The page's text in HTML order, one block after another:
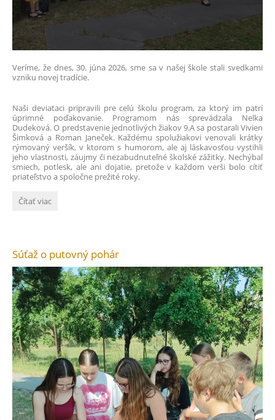
Veríme, že dnes, 30. júna 2026, sme sa v našej škole stali svedkami
vzniku novej tradície.
Naši deviataci pripravili pre celú školu program, za ktorý im patrí
úprimné poďakovanie. Programom nás sprevádzala Nelka
Dudeková. O predstavenie jednotlivých žiakov 9.A sa postarali Vivien
Šimková a Roman Janeček. Každému spolužiakovi venovali krátky
rýmovaný veršík, v ktorom s humorom, ale aj láskavosťou vystihli
jeho vlastnosti, záujmy či nezabudnuteľné školské zážitky. Nechýbal
smiech, potlesk, ale ani dojatie, pretože v každom verši bolo cítiť
priateľstvo a spoločne prežité roky.
Zrod
Čítať viac
Súťaž o putovný pohár